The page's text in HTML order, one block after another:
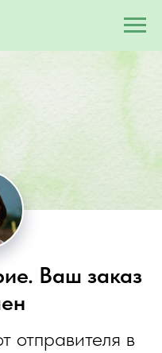
Ваш заказ
отправителя в